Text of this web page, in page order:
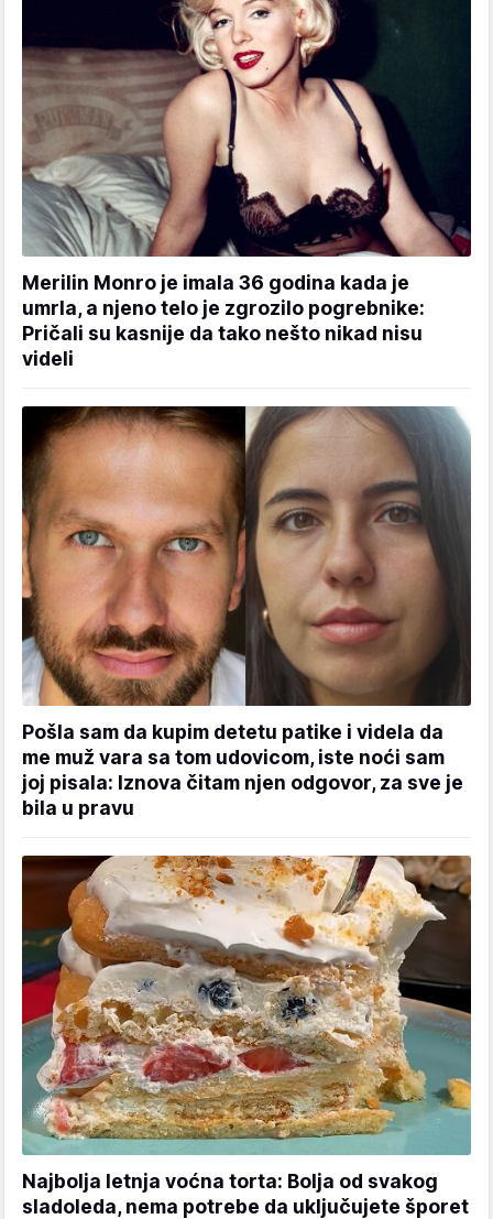
Merilin Monro je imala 36 godina kada je
umrla, a njeno telo je zgrozilo pogrebnike:
Pričali su kasnije da tako nešto nikad nisu
videli
Pošla sam da kupim detetu patike i videla da
me muž vara sa tom udovicom, iste noći sam
joj pisala: Iznova čitam njen odgovor, za sve je
bila u pravu
Najbolja letnja voćna torta: Bolja od svakog
sladoleda, nema potrebe da uključujete šporet